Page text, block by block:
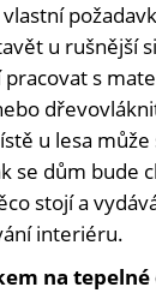
u rušnější
s
u lesa
se dům bude
stojí a
interiéru.
na